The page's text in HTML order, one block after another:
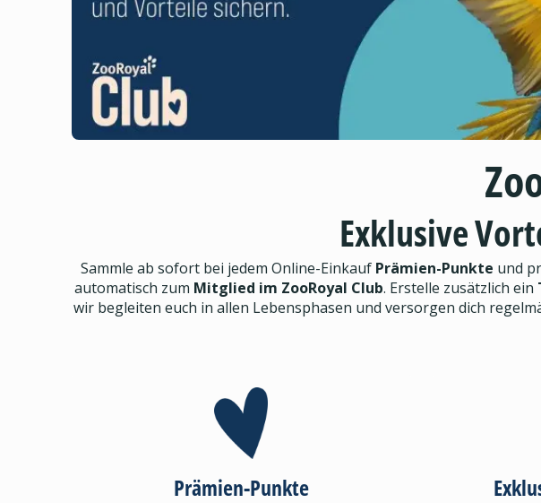
Exklusive
Sammle ab sofort bei jedem Online-Einkauf Prämien-Punkte und
automatisch zum Mitglied im ZooRoyal Club. Erstelle zusätzlich ein
wir begleiten euch in allen Lebensphasen und versorgen dich
Prämien-Punkte